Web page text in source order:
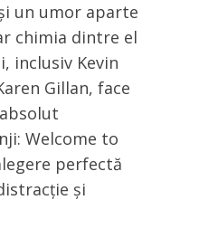
un umor aparte
chimia dintre el
inclusiv Kevin
Gillan, face
Welcome to
perfectă
și